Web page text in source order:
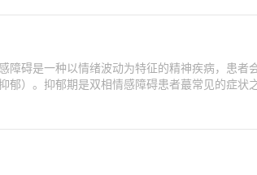
障碍是一种以情绪波动为特征的精神疾病，患者
）。抑郁期是双相情感障碍患者蕞常见的症状之